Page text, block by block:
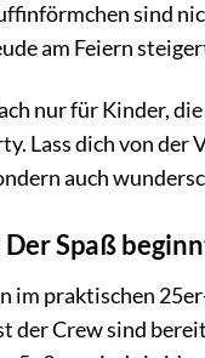
sind
am Feiern
nur für Kinder,
Lass dich von
auch
Spaß
im praktischen
der Crew sind